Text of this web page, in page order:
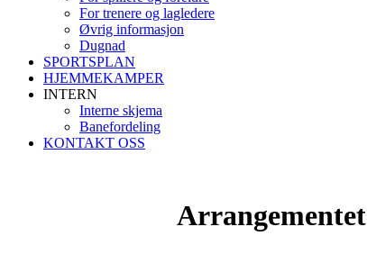
For trenere og lagledere
Øvrig informasjon
Dugnad
SPORTSPLAN
HJEMMEKAMPER
INTERN
Interne skjema
Banefordeling
KONTAKT OSS